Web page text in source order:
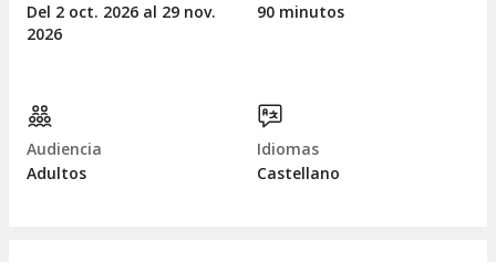
Del 2 oct. 2026 al 29 nov.
2026
90 minutos
Audiencia
Adultos
Idiomas
Castellano